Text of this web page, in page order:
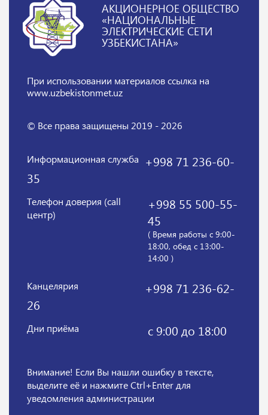
АКЦИОНЕРНОЕ ОБЩЕСТВО
«НАЦИОНАЛЬНЫЕ
ЭЛЕКТРИЧЕСКИЕ СЕТИ
УЗБЕКИСТАНА»
При использовании материаловссылка на
www.uzbekistonmet.uz
© Все права защищены 2019 - 2026
Информационная служба
+998 71 236-60-
35
Телефон доверия (call
центр)
+998 55 500-55-
45
( Время работы с 9:00-
18:00, обед с 13:00-
14:00 )
Канцелярия
+998 71 236-62-
26
Дни приёма с 9:00 до 18:00
Внимание! Если Вы нашли ошибку в тексте,
выделите её и нажмите Ctrl+Enter для
уведомления администрации